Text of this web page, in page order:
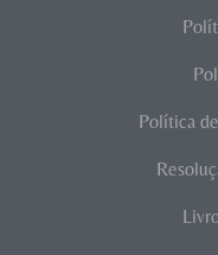
Política